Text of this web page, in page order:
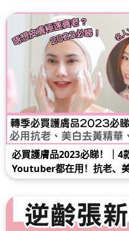
必買護膚品2023必睇！｜4
Youtuber都在用！抗老、